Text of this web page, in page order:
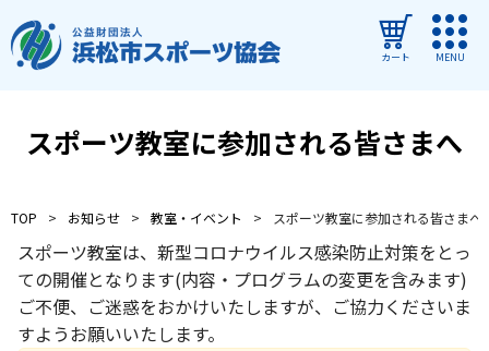
カート MENU
ご利用ガイド
よくある質問
協会について
スポーツ教室に参加される皆さまへ
TOP お知らせ 教室・イベント スポーツ教室に参加される皆さまへ
スポーツ教室は、新型コロナウイルス感染防止対策をとっ
ての開催となります(内容・プログラムの変更を含みます)
ご不便、ご迷惑をおかけいたしますが、ご協力くださいま
すようお願いいたします。